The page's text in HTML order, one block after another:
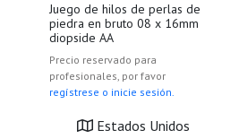
Juego de hilos de perlas de
piedra en bruto 08 x 16mm
diopside AA
Precio reservado para
profesionales, por favor
regístrese o inicie sesión.
Estados Unidos